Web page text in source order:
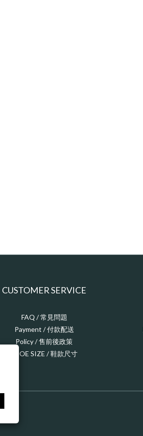
CUSTOMER SERVICE
FAQ / 常見問題
Payment / 付款配送
Policy / 售前後政策
SHOE SIZE / 鞋款尺寸